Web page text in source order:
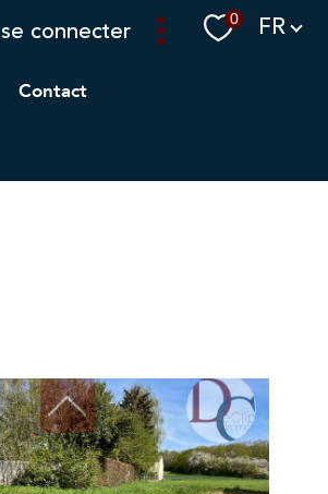
se connecter 0 Langue
FR
contact